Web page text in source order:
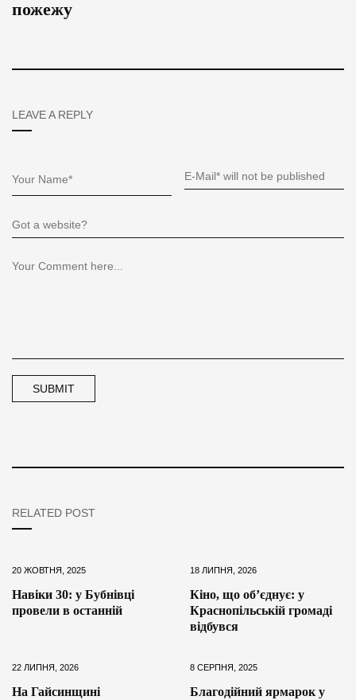
пожежу
LEAVE A REPLY
RELATED POST
20 ЖОВТНЯ, 2025
Навіки 30: у Бубнівці
провели в останній
18 ЛИПНЯ, 2026
Кіно, що об’єднує: у
Краснопільській громаді
відбувся
22 ЛИПНЯ, 2026
На Гайсинщині
8 СЕРПНЯ, 2025
Благодійний ярмарок у